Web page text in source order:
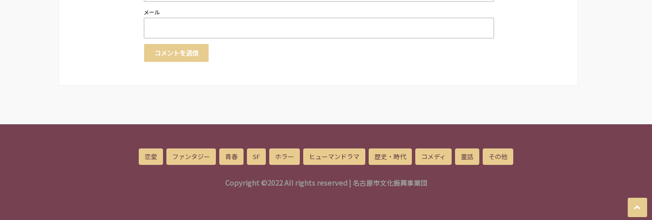
メール
恋愛 ファンタジー 青春 SF ホラー ヒューマンドラマ 歴史・時代 コメディ 童話 その他
Copyright ©2022 All rights reserved | 名古屋市文化振興事業団